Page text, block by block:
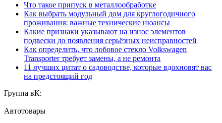
Что такое припуск в металлообработке
Как выбрать модульный дом для круглогодичного
проживания: важные технические нюансы
Какие признаки указывают на износ элементов
подвески до появления серьёзных неисправностей
Как определить, что лобовое стекло Volkswagen
Transporter требует замены, а не ремонта
11 лучших цитат о садоводстве, которые вдохновят вас
на предстоящий год
Группа вК:
Автотовары